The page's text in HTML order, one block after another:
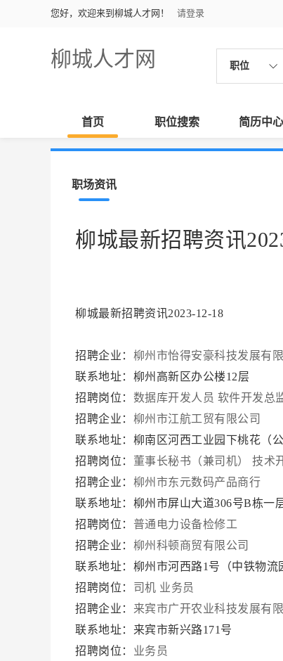
您好，欢迎来到柳城人才网！ 请登录
柳城人才网 职位
首页 职位搜索 简历中心
职场资讯
柳城最新招聘资讯
柳城最新招聘资讯2023-12-18
招聘企业： 柳州市怡得安豪科技发展有
联系地址：柳州高新区办公楼12层
招聘岗位： 数据库开发人员 软件开发总
招聘企业： 柳州市江航工贸有限公司
联系地址：柳南区河西工业园下桃花（
招聘岗位： 董事长秘书（兼司机） 技术
招聘企业： 柳州市东元数码产品商行
联系地址：柳州市屏山大道306号B栋一
招聘岗位： 普通电力设备检修工
招聘企业： 柳州科顿商贸有限公司
联系地址：柳州市河西路1号（中铁物流
招聘岗位： 司机 业务员
招聘企业： 来宾市广开农业科技发展有
联系地址：来宾市新兴路171号
招聘岗位： 业务员